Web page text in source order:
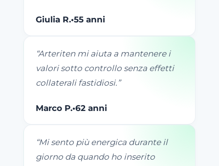
Giulia R.•55 anni
“Arteriten mi aiuta a mantenere i
valori sotto controllo senza effetti
collaterali fastidiosi. ”
Marco P.•62 anni
“Mi sento più energica durante il
giorno da quando ho inserito